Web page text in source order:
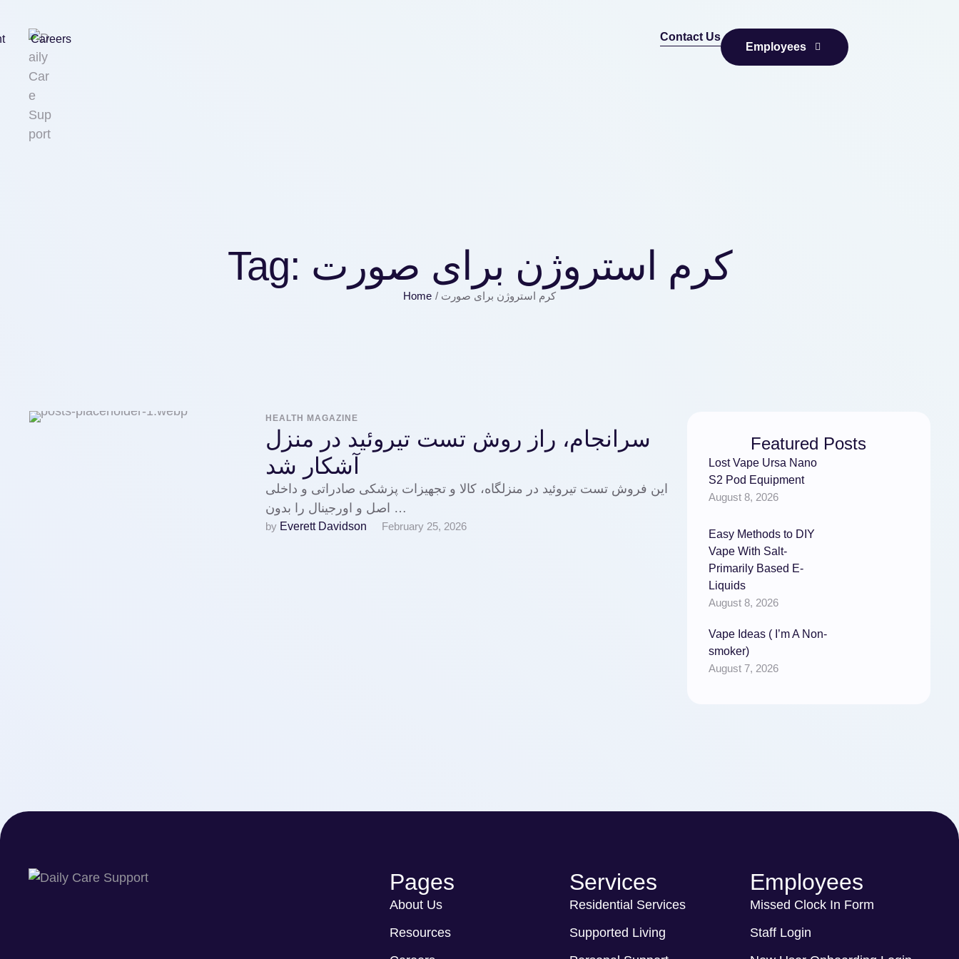
Careers
Contact Us
Employees
Tag: کرم استروژن برای صورت
Home / کرم استروژن برای صورت
HEALTH MAGAZINE
سرانجام، راز روش تست تیروئید در منزل
آشکار شد
این فروش تست تیروئید در منزلگاه، کالا و تجهیزات پزشکی صادراتی و داخلی
اصل و اورجینال را بدون …
by Everett Davidson February 25, 2026
Featured Posts
Lost Vape Ursa Nano
S2 Pod Equipment
August 8, 2026
Easy Methods to DIY
Vape With Salt-
Primarily Based E-
Liquids
August 8, 2026
Vape Ideas ( I’m A Non-
smoker)
August 7, 2026
Pages
About Us
Resources
Services
Residential Services
Supported Living
Employees
Missed Clock In Form
Staff Login